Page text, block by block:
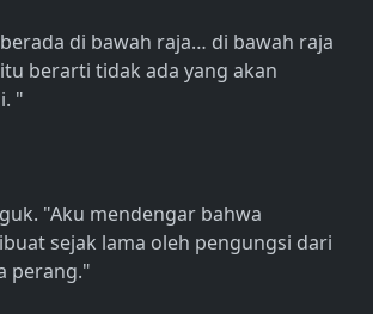
di bawah raja… di bawah raja
berarti tidak ada yang akan
"
"Aku mendengar bahwa
sejak lama oleh pengungsi dari
perang."